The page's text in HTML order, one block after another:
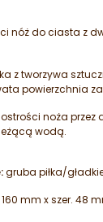
nóż do ciasta z
z tworzywa
powierzchnia
noża przez
wodą.
gruba piłka/
160 mm x szer. 48